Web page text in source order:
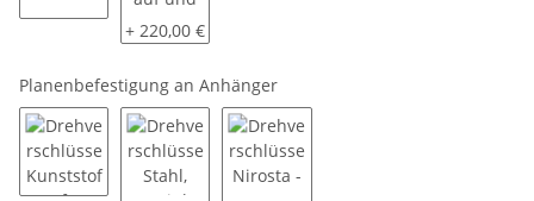
StandartRollo ( ruckzuck auf und zu )
+ 220,00 €
Planenbefestigung an Anhänger